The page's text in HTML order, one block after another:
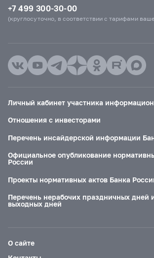
+7 499 300-30-00
(круглосуточно, в соответствии с тарифами
Личный кабинет участника
Отношения с инвесторами
Перечень инсайдерской информации
Официальное опубликование
России
Проекты нормативных актов Банка
Перечень нерабочих праздничных дней
выходных дней
О сайте